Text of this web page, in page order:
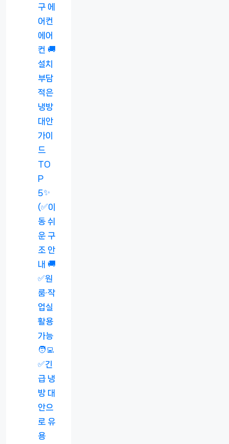
구 에
어컨
에어
컨 🚚
설치
부담
적은
냉방
대안
가이
드
TO
P
5✨
(✅이
동 쉬
운 구
조 안
내 🚚
✅원
룸·작
업실
활용
가능
🧑‍💻
✅긴
급 냉
방 대
안으
로 유
용